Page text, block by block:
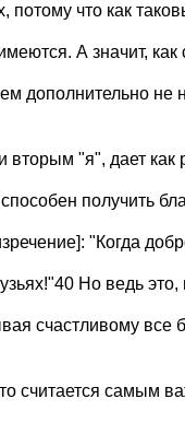
потому что как
А значит, как
дополнительно не
вторым "я", дает как
получить
"Когда
Но ведь
счастливому все
считается самым